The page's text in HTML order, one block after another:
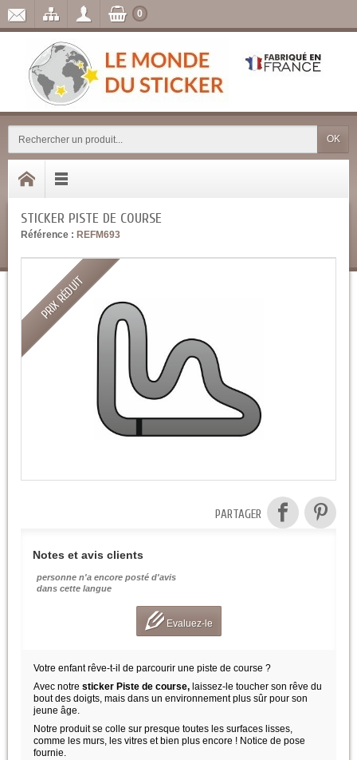
OK
0
STICKER PISTE DE COURSE
Référence : REFM693
PRIX RÉDUIT
PARTAGER
Notes et avis clients
personne n'a encore posté d'avis
dans cette langue
Evaluez-le
Votre enfant rêve-t-il de parcourir une piste de course ?
Avec notre sticker Piste de course, laissez-le toucher son rêve du
bout des doigts, mais dans un environnement plus sûr pour son
jeune âge.
Notre produit se colle sur presque toutes les surfaces lisses,
comme les murs, les vitres et bien plus encore ! Notice de pose
fournie.